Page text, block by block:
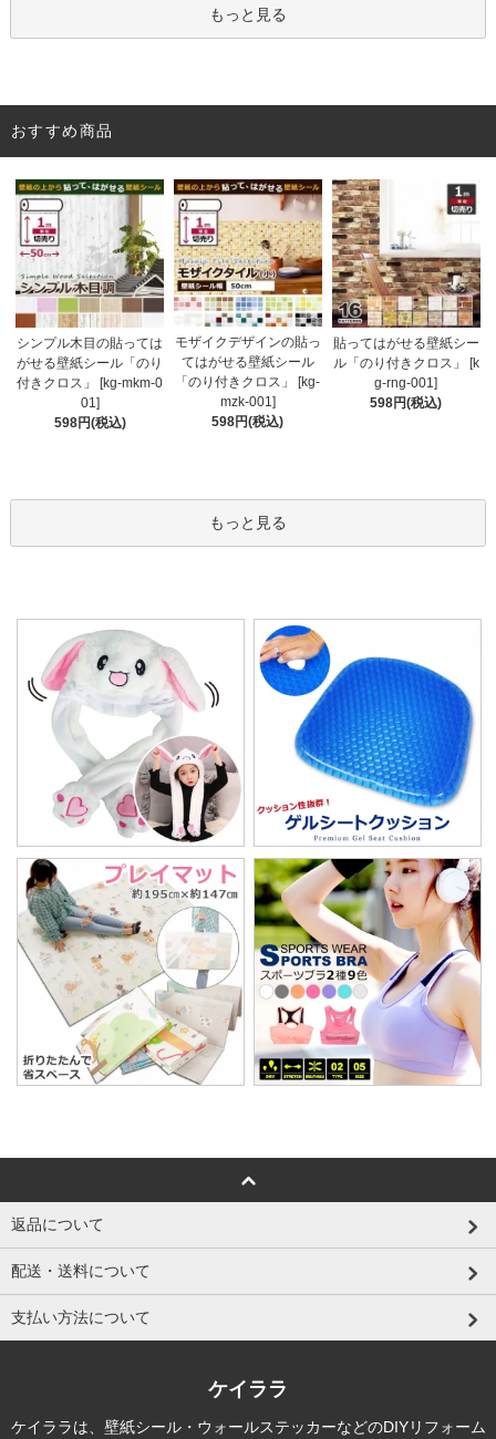
もっと見る
おすすめ商品
シンプル木目の貼っては
がせる壁紙シール「のり
付きクロス」 [kg-mkm-0
01]
598円(税込)
モザイクデザインの貼っ
てはがせる壁紙シール
「のり付きクロス」 [kg-
mzk-001]
598円(税込)
貼ってはがせる壁紙シー
ル「のり付きクロス」 [k
g-rng-001]
598円(税込)
もっと見る
返品について
配送・送料について
支払い方法について
ケイララ
ケイララは、壁紙シール・ウォールステッカーなどのDIYリフォーム